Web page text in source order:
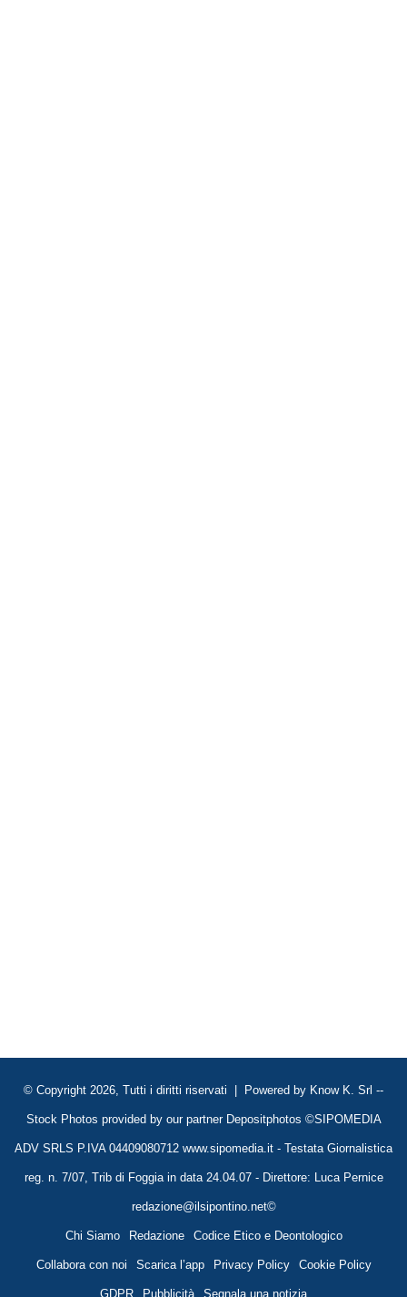
© Copyright 2026, Tutti i diritti riservati | Powered by Know K. Srl --
Stock Photos provided by our partner Depositphotos ©SIPOMEDIA
ADV SRLS P.IVA 04409080712 www.sipomedia.it - Testata Giornalistica
reg. n. 7/07, Trib di Foggia in data 24.04.07 - Direttore: Luca Pernice
redazione@ilsipontino.net©
Chi Siamo Redazione Codice Etico e Deontologico
Collabora con noi Scarica l’app Privacy Policy Cookie Policy
GDPR Pubblicità Segnala una notizia